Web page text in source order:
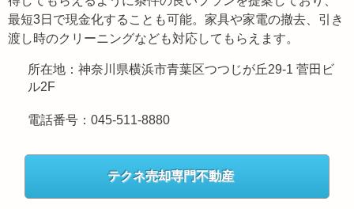
最短3日で現金化することも可能。家具や家電の撤去、引き
渡し時のクリーニングなども対応してもらえます。
所在地：神奈川県横浜市青葉区つつじが丘29-1 菅田ビ
ル2F
電話番号：045-511-8880
テクネ売却専門不動産